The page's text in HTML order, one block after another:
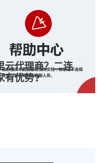
云代理商？二连
有优势?